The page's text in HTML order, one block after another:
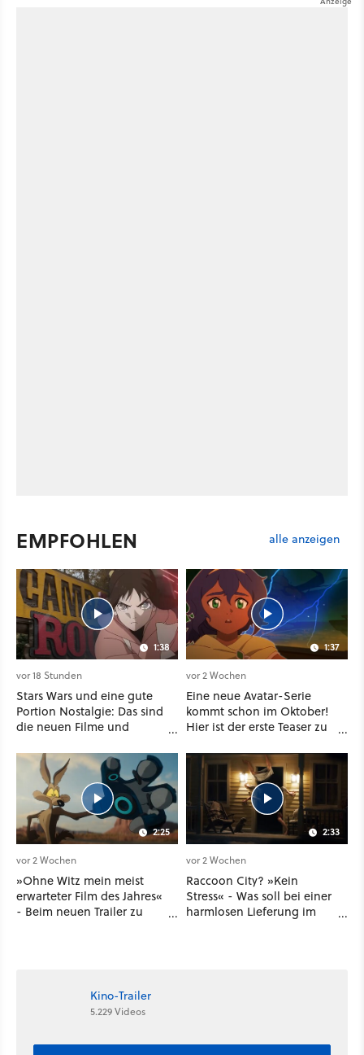
EMPFOHLEN alle anzeigen
1:38
vor 18 Stunden
Stars Wars und eine gute
Portion Nostalgie: Das sind
die neuen Filme und
Disney Plus
1:37
vor 2 Wochen
Eine neue Avatar-Serie
kommt schon im Oktober!
Hier ist der erste Teaser zu
Paramount Plus
2:25
vor 2 Wochen
»Ohne Witz mein meist
erwarteter Film des Jahres«
- Beim neuen Trailer zu
2:33
vor 2 Wochen
Raccoon City? »Kein
Stress« - Was soll bei einer
harmlosen Lieferung im
Kino-Trailer
5.229 Videos